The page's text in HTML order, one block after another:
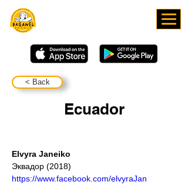
< Back
Ecuador
Elvyra Janeiko
Эквадор (2018)
https://www.facebook.com/elvyraJan